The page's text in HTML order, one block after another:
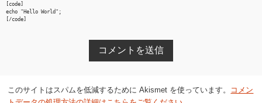
[code]
echo "Hello World";
[/code]
このサイトはスパムを低減するために Akismet を使っています。
コメン